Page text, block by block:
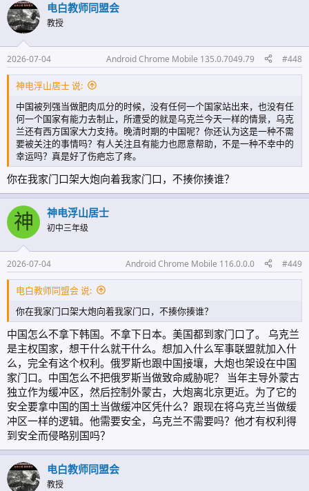
电白教师同盟会
教授
2026-07-04 Android Chrome Mobile 135.0.7049.79 #448
神电浮山居士 说:
中国被列强当做肥肉瓜分的时候，没有任何一个国家站出来，也没有任
何一个国家有能力去制止，所遭受的就是乌克兰今天一样的情景，乌克
兰还有西方国家大力支持。晚清时期的中国呢？你还认为这是一种不需
要被关注的事情吗？有人关注且有能力也愿意帮助，不是一种不幸中的
幸运吗？真是好了伤疤忘了疼。
你在我家门口架大炮向着我家门口，不揍你揍谁？
神 神电浮山居士
初中三年级
2026-07-04 Android Chrome Mobile 116.0.0.0 #449
电白教师同盟会 说:
你在我家门口架大炮向着我家门口，不揍你揍谁？
中国怎么不拿下韩国。不拿下日本。美国都到家门口了。 乌克兰
是主权国家，想干什么就干什么。想加入什么军事联盟就加入什
么，完全有这个权利。俄罗斯也跟中国接壤，大炮也架设在中国
家门口。中国怎么不把俄罗斯当做致命威胁呢？ 当年主导外蒙古
独立作为缓冲区，然后控制外蒙古，大炮离北京更近。为了它的
安全要拿中国的国土当做缓冲区凭什么？跟现在将乌克兰当做缓
冲区一样的逻辑。他需要安全，乌克兰不需要吗？他才有权利得
到安全而侵略别国吗？
电白教师同盟会
教授